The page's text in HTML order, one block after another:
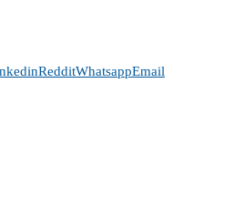
RedditWhatsappEmail